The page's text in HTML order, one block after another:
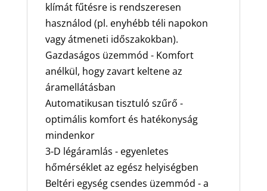
klímát fűtésre is rendszeresen
használod (pl. enyhébb téli napokon
vagy átmeneti időszakokban).
Gazdaságos üzemmód - Komfort
anélkül, hogy zavart keltene az
áramellátásban
Automatikusan tisztuló szűrő -
optimális komfort és hatékonyság
mindenkor
3-D légáramlás - egyenletes
hőmérséklet az egész helyiségben
Beltéri egység csendes üzemmód - a